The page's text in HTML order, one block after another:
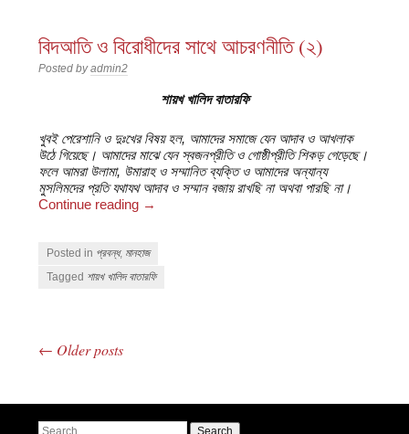
বিদআতি ও বিরোধীদের সাথে আচরণনীতি (২)
Posted byadmin2
শায়খ খালিদ বাতারফি
খুবই পেরেশানি ও দুঃখের বিষয় হল, আমাদের সমাজে যেন আদাব ও আখলাক
উঠে গিয়েছে। আমাদের মাঝে যেন স্বজনপ্রীতি ও গোষ্ঠীপ্রীতি শিকড় গেড়েছে।
ফলে আমরা উলামা, উমারাহ ও সম্মানিত ব্যক্তি ও আমাদের অন্যান্য
মুসলিমদের প্রতি যথাযথ আদাব ও সম্মান বজায় রাখছি না অথবা পারছি না।
Continue reading →
Posted in প্রবন্ধ, মানহাজ
Tagged শায়খ খালিদ বাতারফি
Post navigation
← Older posts
Search